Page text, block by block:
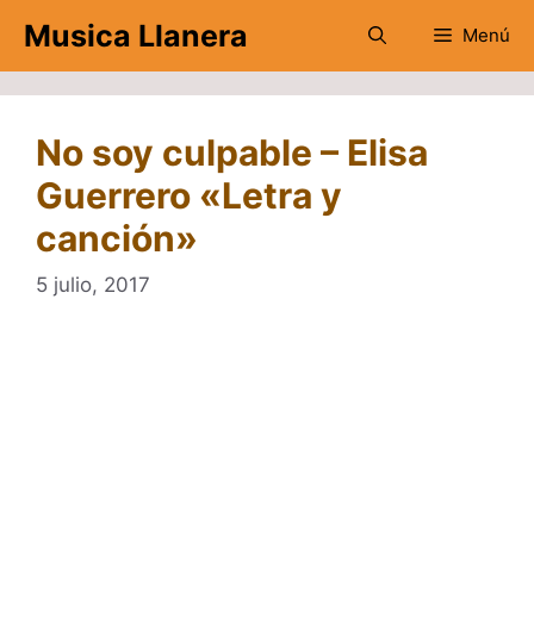
contenido
Musica Llanera Menú
No soy culpable – Elisa
Guerrero «Letra y
canción»
5 julio, 2017